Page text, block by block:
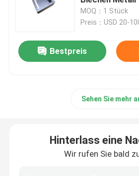
cnc-Präzisionsbearbeitung
Bearbeitungsdienstleistungen
Maschinelle Bearbeitung CNC
MOQ：1 Stück
Preis：USD 20-
Bestpreis
Sehen Sie mehr
Hinterlass eine
Wir rufen Sie bald